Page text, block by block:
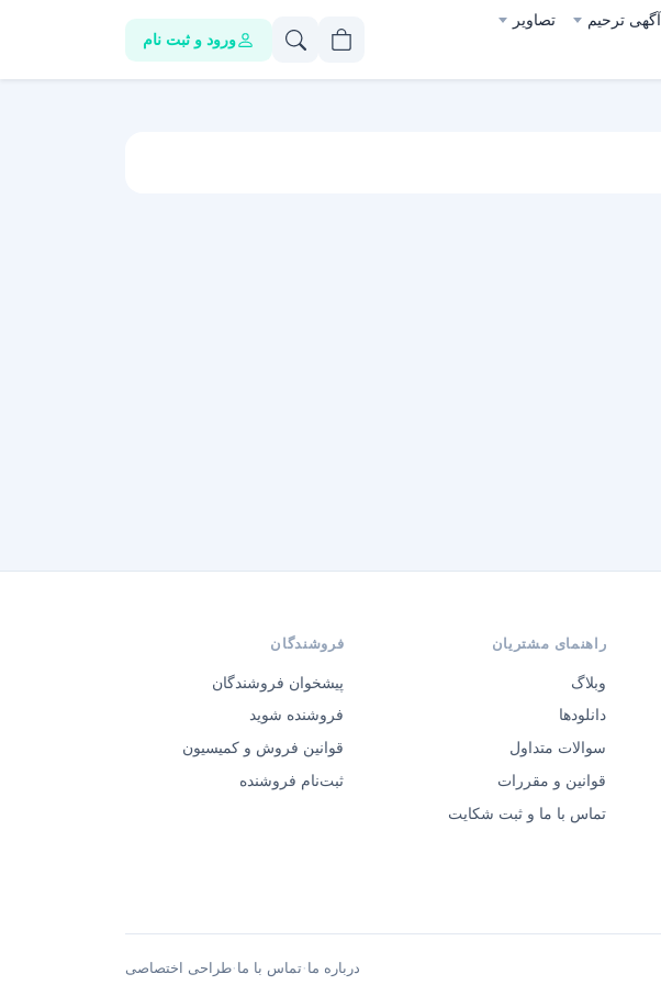
آگهی ترحیم تصاویر
ورود و ثبت نام
راهنمای مشتریان
وبلاگ
دانلودها
سوالات متداول
قوانین و مقررات
تماس با ما و ثبت شکایت
فروشندگان
پیشخوان فروشندگان
فروشنده شوید
قوانین فروش و کمیسیون
ثبت‌نام فروشنده
درباره ما ·تماس با ما ·طراحی اختصاصی